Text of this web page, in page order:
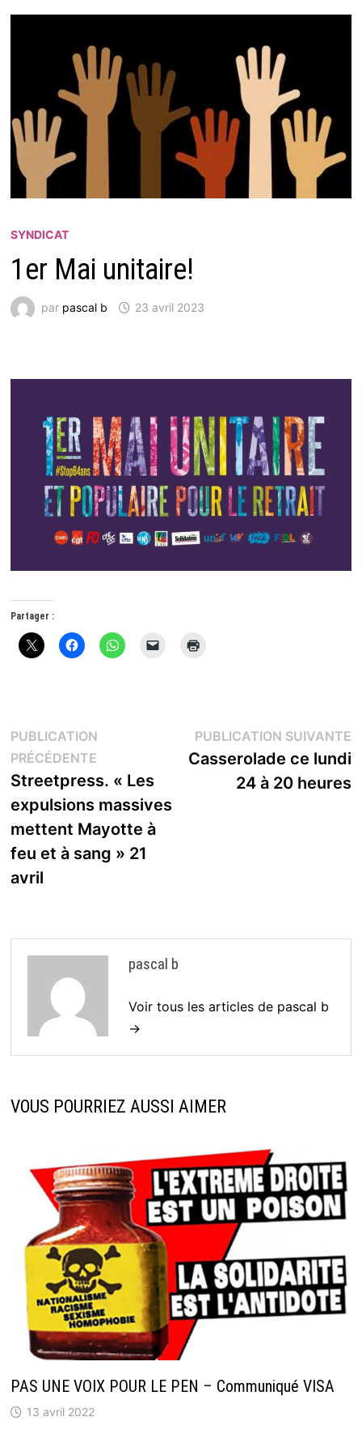
SYNDICAT
1er Mai unitaire!
par pascal b 23 avril 2023
Partager :
Navigation
de
l’article
PUBLICATION
PRÉCÉDENTEPublication
précédente :
Streetpress. « Les
expulsions massives
mettent Mayotte à
feu et à sang » 21
avril
PUBLICATION SUIVANTE
Casserolade ce lundi
24 à 20 heures
pascal b
Voir tous les articles de pascal b
→
VOUS POURRIEZ AUSSI AIMER
PAS UNE VOIX POUR LE PEN – Communiqué VISA
13 avril 2022